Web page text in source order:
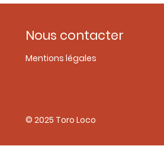
Nous contacter
Mentions légales
© 2025 Toro Loco